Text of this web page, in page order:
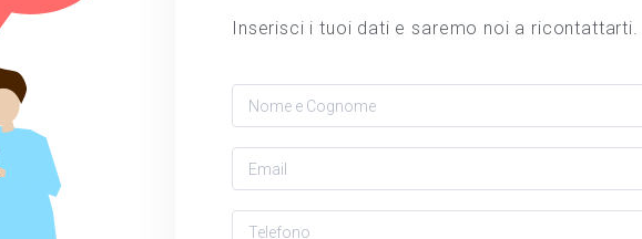
Inserisci i tuoi dati e saremo noi a ricontattarti.